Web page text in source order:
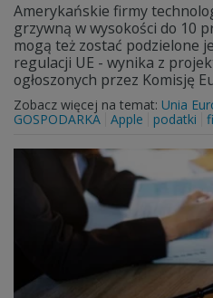
Amerykańskie firmy
grzywną w wysokości do 10
mogą też zostać podzielone
regulacji UE - wynika z
ogłoszonych przez Komisję
Zobacz więcej na temat: Unia
GOSPODARKA Apple podatki